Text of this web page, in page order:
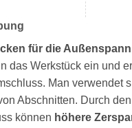
für die
das Werkstück ein und
Man verwendet
Abschnitten. Durch den
können höhere